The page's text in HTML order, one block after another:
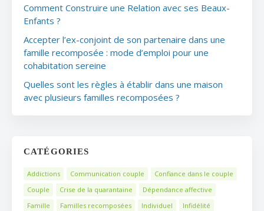
Comment Construire une Relation avec ses Beaux-
Enfants ?
Accepter l’ex-conjoint de son partenaire dans une
famille recomposée : mode d’emploi pour une
cohabitation sereine
Quelles sont les règles à établir dans une maison
avec plusieurs familles recomposées ?
CATÉGORIES
Addictions Communication couple
Confiance dans le couple
Couple
Crise de la quarantaine
Dépendance affective
Famille
Familles recomposées Individuel
Infidélité